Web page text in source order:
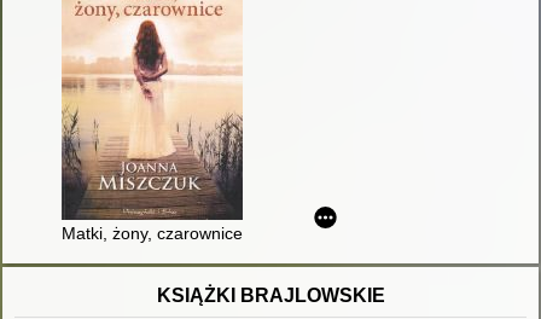
Matki, żony, czarownice
KSIĄŻKI BRAJLOWSKIE